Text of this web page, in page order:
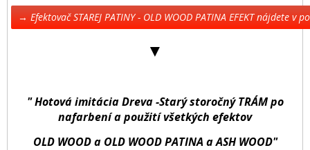
→ Efektovač STAREJ PATINY - OLD WOOD PATINA EFEKT nájdete
▼
" Hotová imitácia Dreva -Starý storočný TRÁM po
nafarbení a použití všetkých efektov
OLD WOOD a OLD WOOD PATINA a ASH WOOD"